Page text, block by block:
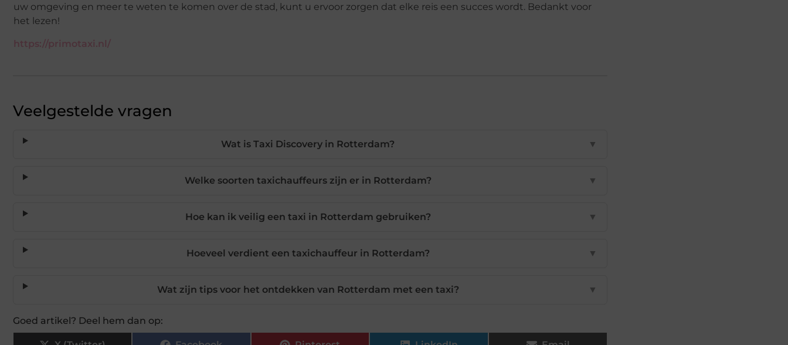
uw omgeving en meer te weten te komen over de stad, kunt u ervoor zorgen dat elke reis een succes wordt. Bedankt voor
het lezen!
https://primotaxi.nl/
Veelgestelde vragen
Wat is Taxi Discovery in Rotterdam? ▼
Welke soorten taxichauffeurs zijn er in Rotterdam? ▼
Hoe kan ik veilig een taxi in Rotterdam gebruiken? ▼
Hoeveel verdient een taxichauffeur in Rotterdam? ▼
Wat zijn tips voor het ontdekken van Rotterdam met een taxi? ▼
Goed artikel? Deel hem dan op: